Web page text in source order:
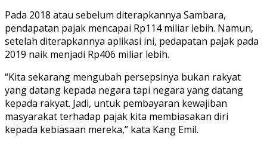
Pada 2018 atau sebelum diterapkannya Sambara,
pendapatan pajak mencapai Rp114 miliar lebih. Namun,
setelah diterapkannya aplikasi ini, pedapatan pajak pada
2019 naik menjadi Rp406 miliar lebih.
“Kita sekarang mengubah persepsinya bukan rakyat
yang datang kepada negara tapi negara yang datang
kepada rakyat. Jadi, untuk pembayaran kewajiban
masyarakat terhadap pajak kita membiasakan diri
kepada kebiasaan mereka,” kata Kang Emil.